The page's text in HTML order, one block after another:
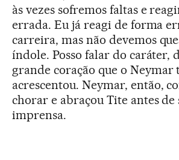
às vezes sofremos faltas e
errada. Eu já reagi de forma
carreira, mas não devemos
índole. Posso falar do caráter,
grande coração que o Neymar
acrescentou. Neymar, então,
chorar e abraçou Tite antes de
imprensa.